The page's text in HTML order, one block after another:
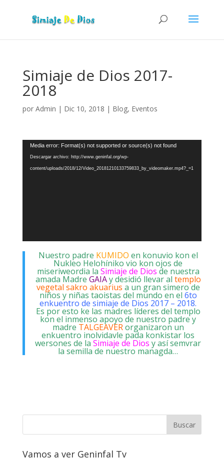
Simiaje de Dios 2017-
2018
por Admin | Dic 10, 2018 | Blog, Eventos
Reproductor
vídeo
Media error: Format(s) not supported or source(s) not found
Descargar archivo: http://www.geninfal.org/wp-
content/uploads/2018/12/Video_20181210133759833_by_videomaker.mp4?_=1
Nuestro padre KUMIDO en konuvio kon el
Nukleo Helohíniko vio kon ojos de
miseriweordia la Simiaje de Dios de nuestra
amada Madre GAIAy desidió llevar al templo
vegetal sakro akuarius a un gran simero de
niños y niñas taoistas del mundo en el 6to
enkuentro de simiaje de Dios 2017 – 2018.
Es por esto ke las madres líderes del templo
kon el inmenso apoyo de nuestro padre y
madre TALGEAVERorganizaron un
enkuentro inolvidavle pada konkistar los
wersones de laSimiaje de Dios y así semvrar
la semilla de nuestro managda…
Vamos a ver Geninfal Tv